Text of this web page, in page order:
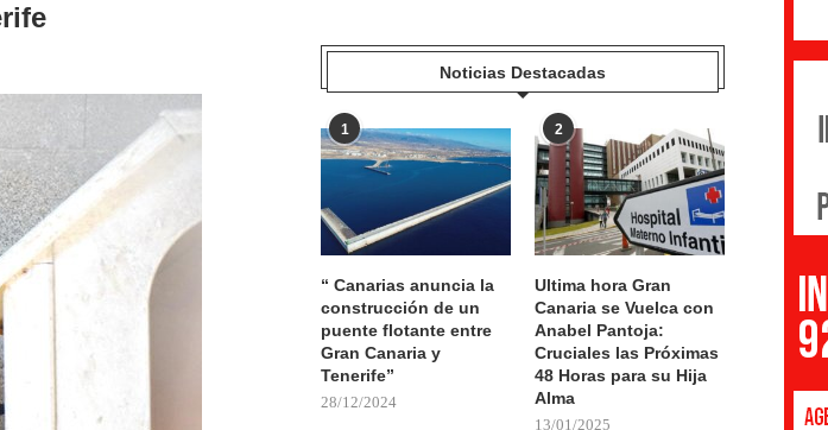
Noticias Destacadas
1
“ Canarias anuncia la
construcción de un
puente flotante entre
Gran Canaria y
Tenerife”
28/12/2024
2
Ultima hora Gran
Canaria se Vuelca con
Anabel Pantoja:
Cruciales las Próximas
48 Horas para su Hija
Alma
13/01/2025